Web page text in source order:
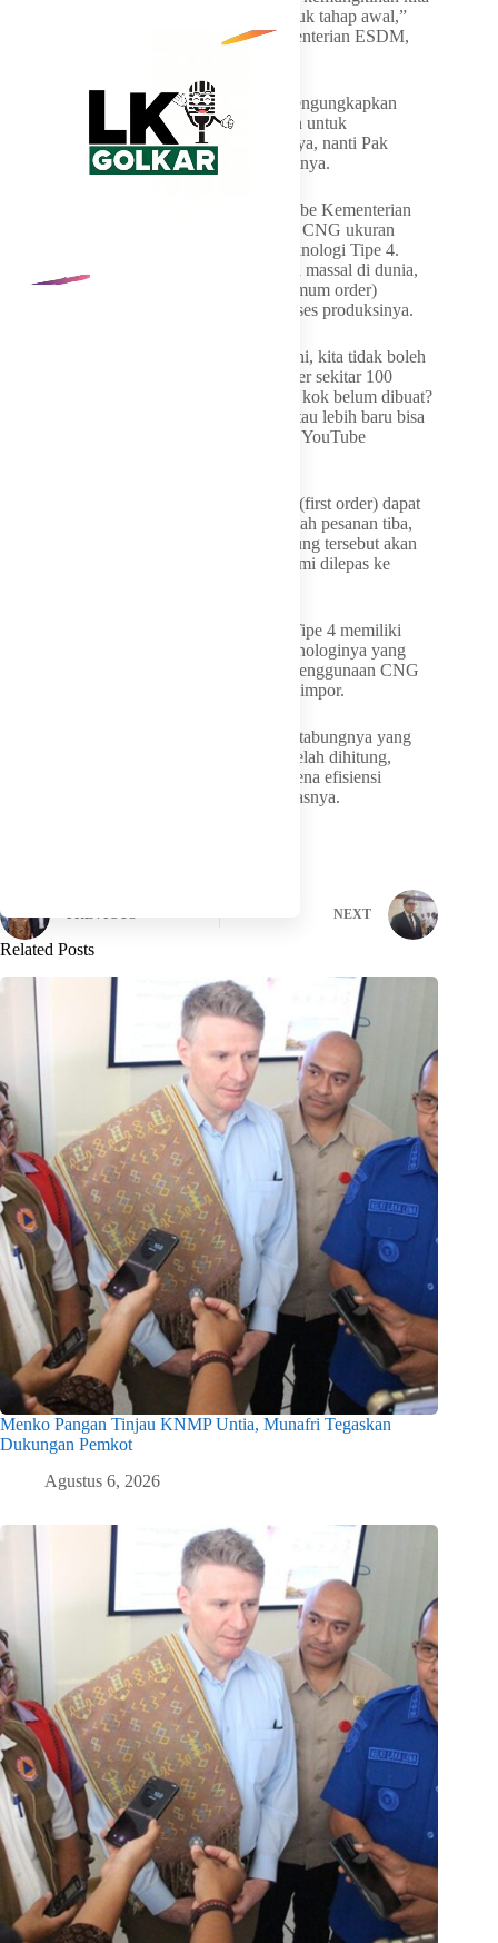
ambil dari sana nanti ?). Iya, seperti itu untuk tahap awal,”
ungkap Laode saat ditemui di kantor Kementerian ESDM,
Meski demikian, Laode belum bersedia mengungkapkan
pihak mana yang nantinya akan ditugaskan untuk
mengeksekusi impor tersebut. “Itu tunggu ya, nanti Pak
Menteri yang akan mengumumkan,” lanjutnya.
Sebelumnya, dalam siniar (podcast) YouTube Kementerian
ESDM, Laode menjelaskan bahwa tabung CNG ukuran
setara 3 kg tersebut akan menggunakan teknologi Tipe 4.
Karena ukuran ini belum diproduksi secara massal di dunia,
diperlukan volume pesanan minimal (minimum order)
sebanyak 100 ribu unit untuk memulai proses produksinya.
Nah, untuk memesan material barangnya ini, kita tidak boleh
pesan sedikit, harus banyak. Minimum order sekitar 100
ribuan. Makanya, kalau ada yang bertanya kok belum dibuat?
Ya, memang harus di-order 100 ribu unit atau lebih baru bisa
diproduksi,” jelas Laode dikutip dari siniar YouTube
Pemerintah menargetkan pesanan perdana (first order) dapat
dilakukan dalam tiga bulan ke depan. Setelah pesanan tiba,
dalam kurun waktu 1–2 bulan, tabung-tabung tersebut akan
melewati serangkaian uji coba sebelum resmi dilepas ke
Laode menekankan bahwa meski tabung Tipe 4 memiliki
biaya material yang lebih tinggi karena teknologinya yang
mutakhir (advanced), secara keseluruhan penggunaan CNG
tetap jauh lebih efisien dibandingkan LPG impor.
‘’Gas kita melimpah harganya murah, tapi tabungnya yang
mahal karena material khusus. Namun, setelah dihitung,
subsidi bisa berkurang 30 sampai 40% karena efisiensi
penggunaan gas bumi kita sendiri,” pungkasnya.
PREVIOUS NEXT
Related Posts
Menko Pangan Tinjau KNMP Untia, Munafri Tegaskan
Dukungan Pemkot
Agustus 6, 2026